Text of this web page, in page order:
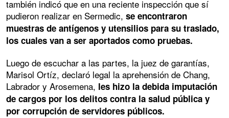
también indicó que en una reciente inspección que sí
pudieron realizar en Sermedic, se encontraron
muestras de antígenos y utensilios para su traslado,
los cuales van a ser aportados como pruebas.
Luego de escuchar a las partes, la juez de garantías,
Marisol Ortíz, declaró legal la aprehensión de Chang,
Labrador y Arosemena, les hizo la debida imputación
de cargos por los delitos contra la salud pública y
por corrupción de servidores públicos.